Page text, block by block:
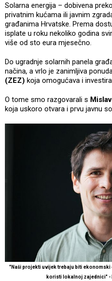
Solarna energija – dobivena
privatnim kućama ili javnim
građanima Hrvatske. Prema
isplate u roku nekoliko godina
više od sto eura mjesečno.
Do ugradnje solarnih panela
načina, a vrlo je zanimljiva
(ZEZ) koja omogućava i
O tome smo razgovarali s
koja uskoro otvara i prvu javnu
"Naši projekti uvijek trebaju biti
koristi lokalnoj zajednici" -